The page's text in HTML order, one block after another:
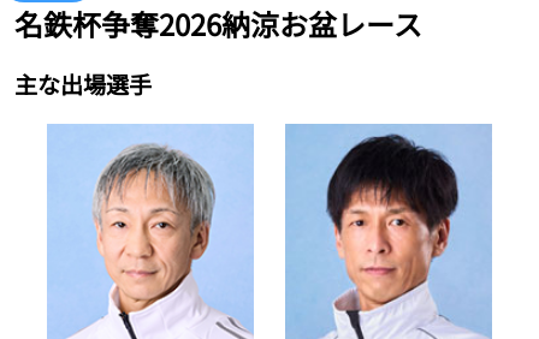
名鉄杯争奪2026納涼お盆レース
主な出場選手